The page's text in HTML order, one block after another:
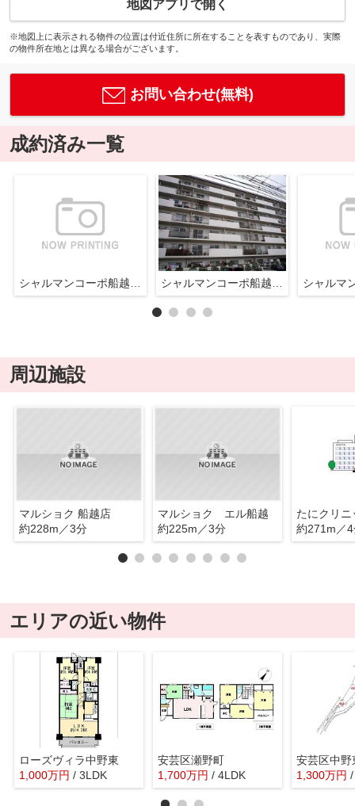
地図アプリで開く
※地図上に表示される物件の位置は付近住所に所在することを表すものであり、実際
の物件所在地とは異なる場合がございます。
お問い合わせ(無料)
成約済み一覧
周辺施設
マルショク 船越店
約228m／3分
マルショク エル船越
約225m／3分
たにクリ
約271m／
エリアの近い物件
ローズヴィラ中野東
1,000万円 / 3LDK
安芸区瀬野町
1,700万円 / 4LDK
安芸区中野
1,300万円